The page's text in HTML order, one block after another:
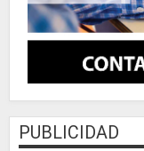
PUBLICIDAD